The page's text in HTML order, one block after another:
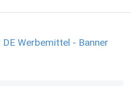
DE Werbemittel - Banner